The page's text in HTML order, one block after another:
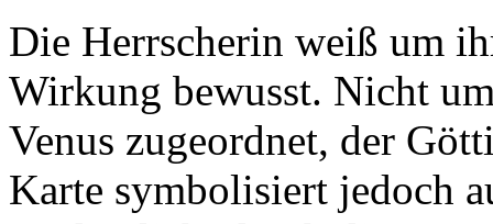
Die Herrscherin weiß um
Wirkung bewusst. Nicht
Venus zugeordnet, der
Karte symbolisiert jedoch